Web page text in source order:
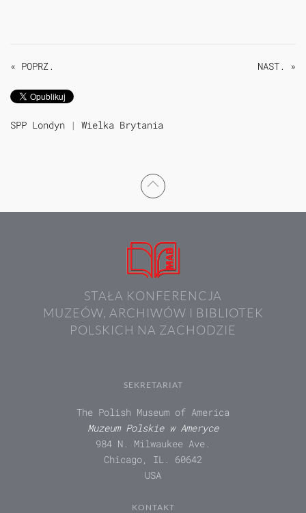
« POPRZ. NAST. »
SPP Londyn | Wielka Brytania
STAŁA KONFERENCJA
MUZEÓW, ARCHIWÓW I BIBLIOTEK
POLSKICH NA ZACHODZIE
SEKRETARIAT
The Polish Museum of America
Muzeum Polskie w Ameryce
984 N. Milwaukee Ave.
Chicago, IL. 60642
USA
KONTAKT